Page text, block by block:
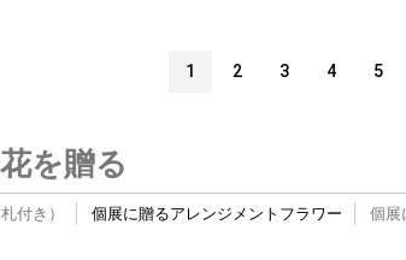
1 2 3 4 5
を贈る
付き） 個展に贈るアレンジメントフラワー 個展